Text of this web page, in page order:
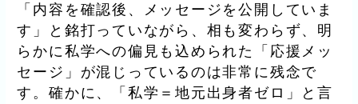
「内容を確認後、メッセージを公開していま
す」と銘打っていながら、相も変わらず、明
らかに私学への偏見も込められた「応援メッ
セージ」が混じっているのは非常に残念で
す。確かに、「私学＝地元出身者ゼロ」と言